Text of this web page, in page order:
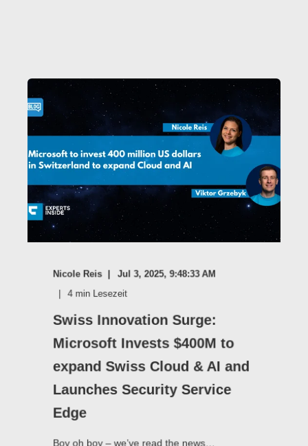
Nicole Reis Jul 3, 2025, 9:48:33 AM
4 min Lesezeit
Swiss Innovation Surge:
Microsoft Invests $400M to
expand Swiss Cloud & AI and
Launches Security Service
Edge
Boy oh boy – we’ve read the news…